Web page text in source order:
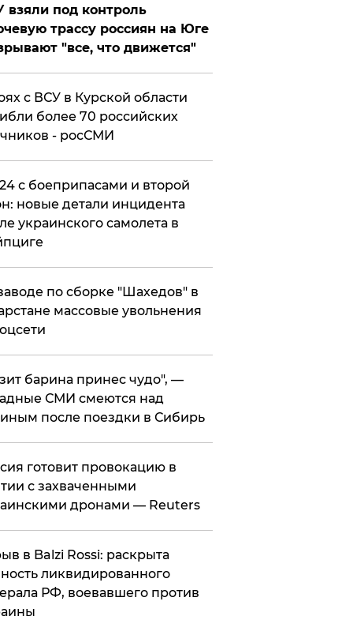
взяли под контроль
трассу россиян на Юге
"все, что движется"
с ВСУ в Курской области
более 70 российских
- росСМИ
с боеприпасами и второй
новые детали инцидента
украинского самолета в
по сборке "Шахедов" в
массовые увольнения
барина принес чудо", —
СМИ смеются над
после поездки в Сибирь
готовит провокацию в
с захваченными
дронами — Reuters
в Balzi Rossi: раскрыта
ликвидированного
РФ, воевавшего против